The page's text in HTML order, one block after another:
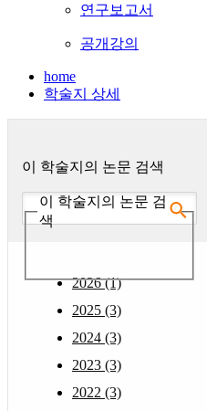
연구보고서
공개강의
home
학술지 상세
이 학술지의 논문 검색
이 학술지의 논문 검
색
2026 (1)
2025 (3)
2024 (3)
2023 (3)
2022 (3)